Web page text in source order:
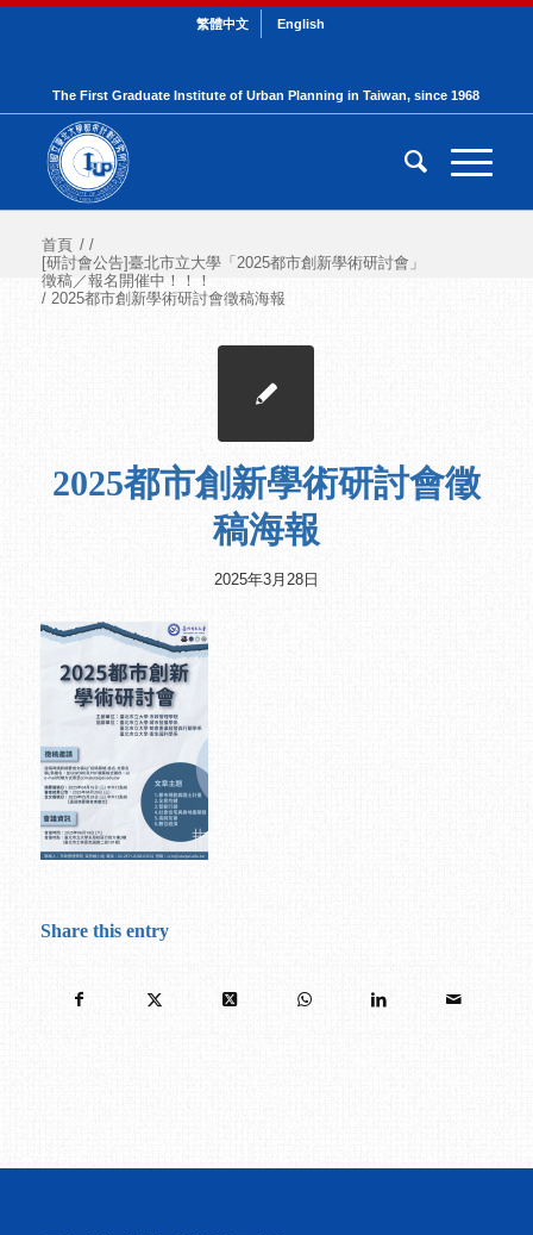
繁體中文 English
The First Graduate Institute of Urban Planning in Taiwan, since 1968
首頁 / /
[研討會公告]臺北市立大學「2025都市創新學術研討會」
徵稿／報名開催中！！！
/ 2025都市創新學術研討會徵稿海報
2025都市創新學術研討會徵
稿海報
2025年3月28日
Share this entry